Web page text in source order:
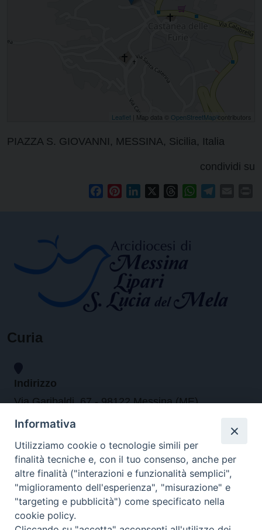
Leaflet | Map data © OpenStreetMap contributors
PIAZZA S. GIOVANNI, MESSINA, Sicilia, Italia
condividi su
FacebookPinterestLinkedIn ThreadsWhatsApp
Curia
Indirizzo
Via Garibaldi, 67 - 98122 Messina (ME)
Orari
da lunedi al venerdi dalle ore 9.30 alle 12.30
Contatti
Informativa
Utilizziamo cookie o tecnologie simili per
finalità tecniche e, con il tuo consenso, anche per
altre finalità ("interazioni e funzionalità semplici",
"miglioramento dell'esperienza", "misurazione" e
"targeting e pubblicità") come specificato nella
cookie policy.